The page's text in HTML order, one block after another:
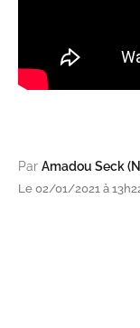
Par Amadou Seck
Le 02/01/2021 à